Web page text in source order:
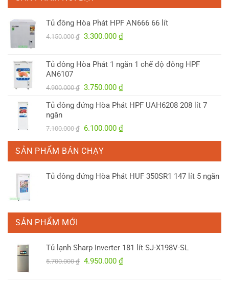
Tủ đông Hòa Phát HPF AN666 66 lít
4.150.000₫ Giá
4.150.000 ₫.
3.300.000 ₫Giá
là:
Tủ đông Hòa Phát 1 ngăn 1 chế độ đông HPF
AN6107
4.900.000₫ Giá
là:
3.750.000 ₫Giá
tại
3.750.000 ₫.
Tủ đông đứng Hòa Phát HPF UAH6208 208 lít 7
ngăn
7.100.000₫ Giá
là:
7.100.000 ₫.
6.100.000 ₫Giá
là:
SẢN PHẨM BÁN CHẠY
Tủ đông đứng Hòa Phát HUF 350SR1 147 lít 5 ngăn
SẢN PHẨM MỚI
Tủ lạnh Sharp Inverter 181 lít SJ-X198V-SL
5.700.000₫ Giá
4.950.000 ₫Giá